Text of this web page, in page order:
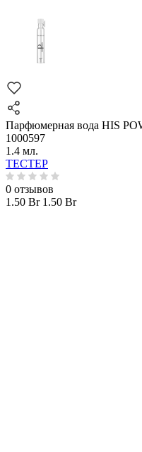
Парфюмерная вода HIS
1000597
1.4 мл.
ТЕСТЕР
0 отзывов
1.50 Br 1.50 Br